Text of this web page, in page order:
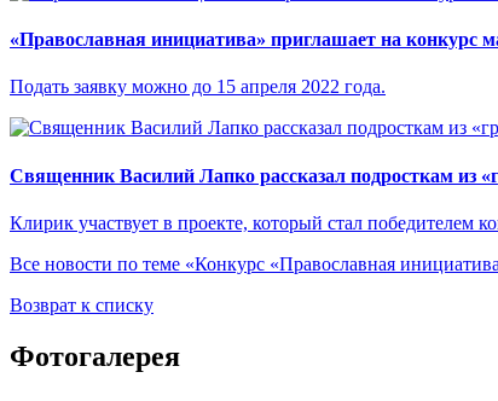
«Православная инициатива» приглашает на конкурс
Подать заявку можно до 15 апреля 2022 года.
Священник Василий Лапко рассказал подросткам из
Клирик участвует в проекте, который стал победителем
Все новости по теме «Конкурс «Православная
Возврат к списку
Фотогалерея